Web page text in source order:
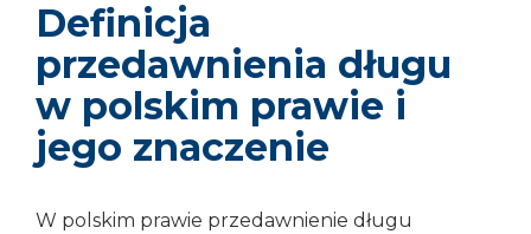
Definicja
przedawnienia długu
w polskim prawie i
jego znaczenie
W polskim prawie przedawnienie długu